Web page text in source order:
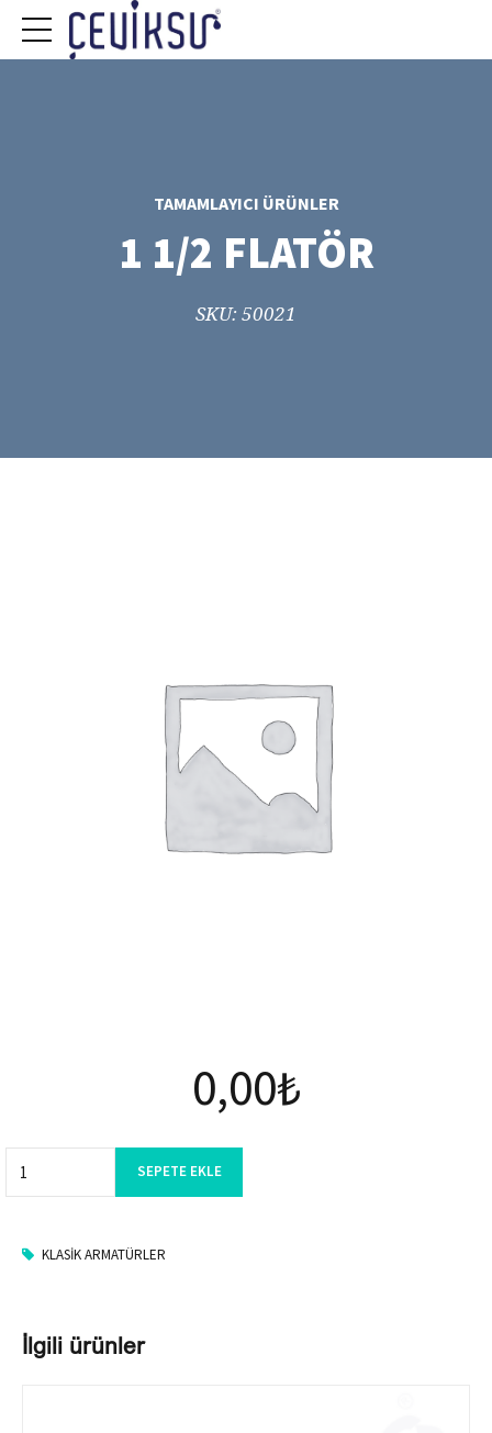
TAMAMLAYICI ÜRÜNLER
1 1/2 FLATÖR
SKU: 50021
0,00₺
SEPETE EKLE
KLASIK ARMATÜRLER
İlgili ürünler